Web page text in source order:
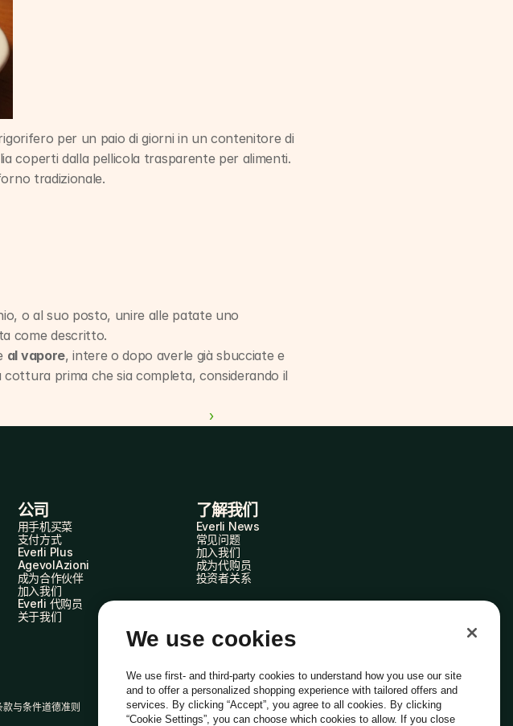
per un paio di giorni in un contenitore di
coperti dalla pellicola trasparente per alimenti.
tradizionale.
come descritto.
al vapore, intere o dopo averle già sbucciate e
prima che sia completa, considerando il
›
公司
用手机买菜
支付方式
Everli Plus
AgevolAzioni
成为合作伙伴
加入我们
Everli 代购员
关于我们
了解我们
Everli News
常见问题
加入我们
成为代购员
投资者关系
款与条件道德准则
We use cookies
We use first- and third-party cookies to understand how you use our site
and to offer a personalized shopping experience with tailored offers and
services. By clicking “Accept”, you agree to all cookies. By clicking
“Cookie Settings”, you can choose which cookies to allow. If you close